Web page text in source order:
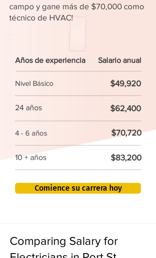
campo y gane más de $70,000 como
técnico de HVAC!
Años de experiencia Salario anual
Nivel Básico $49,920
24 años $62,400
4 - 6 años $70,720
10 + años $83,200
Comience su carrera hoy
Comparing Salary for